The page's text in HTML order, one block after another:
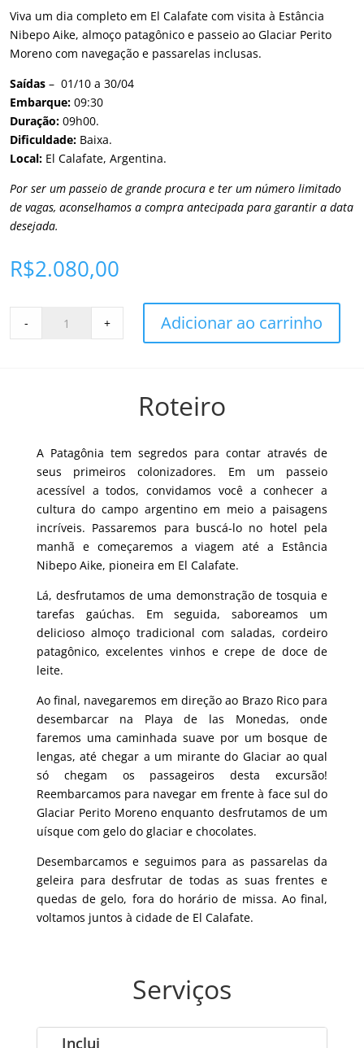
Viva um dia completo em El Calafate com visita à Estância
Nibepo Aike, almoço patagônico e passeio ao Glaciar Perito
Moreno com navegação e passarelas inclusas.
Saídas – 01/10 a 30/04
Embarque: 09:30
Duração: 09h00.
Dificuldade: Baixa.
Local: El Calafate, Argentina.
Por ser um passeio de grande procura e ter um número limitado
de vagas, aconselhamos a compra antecipada para garantir a data
desejada.
R$2.080,00
- + Adicionar ao carrinho
Roteiro
A Patagônia tem segredos para contar através de
seus primeiros colonizadores. Em um passeio
acessível a todos, convidamos você a conhecer a
cultura do campo argentino em meio a paisagens
incríveis. Passaremos para buscá-lo no hotel pela
manhã e começaremos a viagem até a Estância
Nibepo Aike, pioneira em El Calafate.
Lá, desfrutamos de uma demonstração de tosquia e
tarefas gaúchas. Em seguida, saboreamos um
delicioso almoço tradicional com saladas, cordeiro
patagônico, excelentes vinhos e crepe de doce de
leite.
Ao final, navegaremos em direção ao Brazo Rico para
desembarcar na Playa de las Monedas, onde
faremos uma caminhada suave por um bosque de
lengas, até chegar a um mirante do Glaciar ao qual
só chegam os passageiros desta excursão!
Reembarcamos para navegar em frente à face sul do
Glaciar Perito Moreno enquanto desfrutamos de um
uísque com gelo do glaciar e chocolates.
Desembarcamos e seguimos para as passarelas da
geleira para desfrutar de todas as suas frentes e
quedas de gelo, fora do horário de missa. Ao final,
voltamos juntos à cidade de El Calafate.
Serviços
Inclui